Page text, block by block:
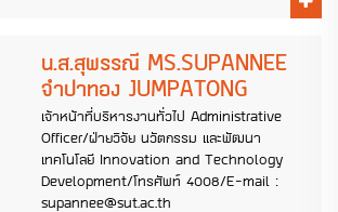
น.ส.สุพรรณี MS.SUPANNEE
จำปาทอง JUMPATONG
เจ้าหน้าที่บริหารงานทั่วไป Administrative
Officer/ฝ่ายวิจัย นวัตกรรม และพัฒนา
เทคโนโลยี Innovation and Technology
Development/โทรศัพท์ 4008/E-mail :
supannee@sut.ac.th